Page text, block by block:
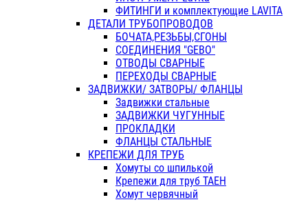
ФИТИНГИ и комплектующие LAVITA
ДЕТАЛИ ТРУБОПРОВОДОВ
БОЧАТА,РЕЗЬБЫ,СГОНЫ
СОЕДИНЕНИЯ "GEBO"
ОТВОДЫ СВАРНЫЕ
ПЕРЕХОДЫ СВАРНЫЕ
ЗАДВИЖКИ/ ЗАТВОРЫ/ ФЛАНЦЫ
Задвижки стальные
ЗАДВИЖКИ ЧУГУННЫЕ
ПРОКЛАДКИ
ФЛАНЦЫ СТАЛЬНЫЕ
КРЕПЕЖИ ДЛЯ ТРУБ
Хомуты со шпилькой
Крепежи для труб ТАЕН
Хомут червячный